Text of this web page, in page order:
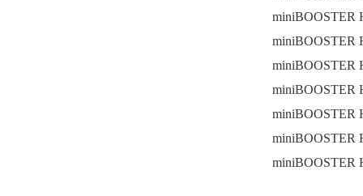
miniBOOSTER
miniBOOSTER
miniBOOSTER
miniBOOSTER
miniBOOSTER
miniBOOSTER
miniBOOSTER